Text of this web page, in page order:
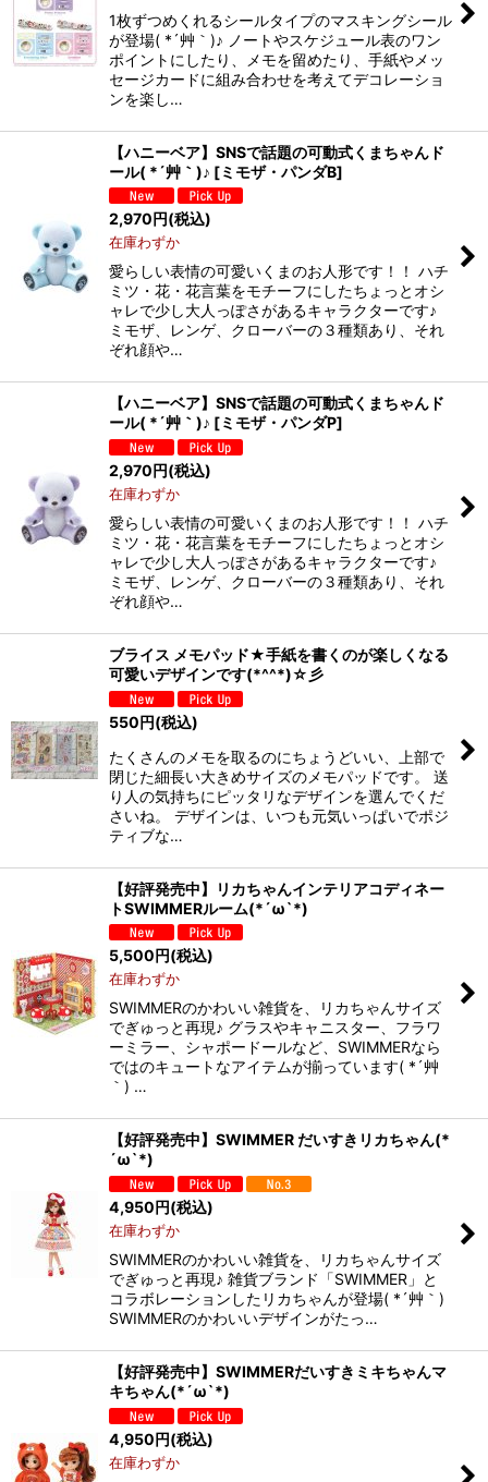
1枚ずつめくれるシールタイプのマスキングシール
が登場( *´艸｀)♪ ノートやスケジュール表のワン
ポイントにしたり、メモを留めたり、手紙やメッ
セージカードに組み合わせを考えてデコレーショ
ンを楽し…
【ハニーベア】SNSで話題の可動式くまちゃんド
ール( *´艸｀)♪ [ミモザ・パンダB]
2,970 円(税込)
在庫わずか
愛らしい表情の可愛いくまのお人形です！！ ハチ
ミツ・花・花言葉をモチーフにしたちょっとオシ
ャレで少し大人っぽさがあるキャラクターです♪
ミモザ、レンゲ、クローバーの３種類あり、それ
ぞれ顔や…
【ハニーベア】SNSで話題の可動式くまちゃんド
ール( *´艸｀)♪ [ミモザ・パンダP]
2,970円(税込)
在庫わずか
愛らしい表情の可愛いくまのお人形です！！ ハチ
ミツ・花・花言葉をモチーフにしたちょっとオシ
ャレで少し大人っぽさがあるキャラクターです♪
ミモザ、レンゲ、クローバーの３種類あり、それ
ぞれ顔や…
ブライス メモパッド★手紙を書くのが楽しくなる
可愛いデザインです(*^^*)☆彡
550円(税込)
たくさんのメモを取るのにちょうどいい、上部で
閉じた細長い大きめサイズのメモパッドです。 送
り人の気持ちにピッタリなデザインを選んでくだ
さいね。 デザインは、いつも元気いっぱいでポジ
ティブな…
【好評発売中】リカちゃんインテリアコディネー
トSWIMMERルーム(*´ω`*)
5,500 円(税込)
在庫わずか
SWIMMERのかわいい雑貨を、リカちゃんサイズ
でぎゅっと再現♪ グラスやキャニスター、フラワ
ーミラー、シャポードールなど、SWIMMERなら
ではのキュートなアイテムが揃っています( *´艸
｀) …
【好評発売中】SWIMMER だいすきリカちゃん(*
´ω`*)
4,950円(税込)
在庫わずか
SWIMMERのかわいい雑貨を、リカちゃんサイズ
でぎゅっと再現♪ 雑貨ブランド「SWIMMER」と
コラボレーションしたリカちゃんが登場( *´艸｀)
SWIMMERのかわいいデザインがたっ…
【好評発売中】SWIMMERだいすきミキちゃんマ
キちゃん(*´ω`*)
4,950円(税込)
在庫わずか